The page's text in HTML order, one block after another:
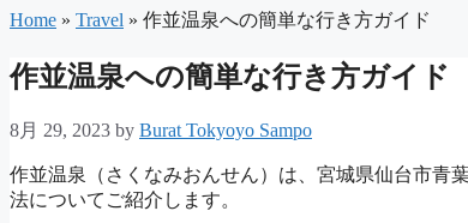
Home » Travel » 作並温泉への簡単な行き方ガイド
作並温泉への簡単な行き方ガイド
8月 29, 2023 by Burat Tokyoyo Sampo
作並温泉（さくなみおんせん）は、宮城県仙台市青
法についてご紹介します。